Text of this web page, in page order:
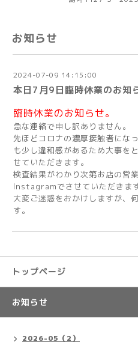
お知らせ
2024-07-09 14:15:00
本日7月9日臨時休業のお知
臨時休業のお知らせ。
急な連絡で申し訳ありません。
先ほどコロナの濃厚接触者にな
も少し違和感があるため大事を
せていただきます。
検査結果がわかり次第お店の営
Instagramでさせていただきます
大変ご迷惑をおかけしますが、
す。
トップページ
お知らせ
2026-05（2）